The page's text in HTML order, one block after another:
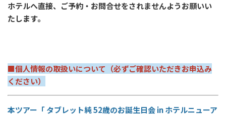
ホテルへ直接、ご予約・お問合せをされませんようお願いい
たします。
■個人情報の取扱いについて（必ずご確認いただきお申込み
ください）
本ツアー「 タブレット純 52歳のお誕生日会 in ホテルニューア